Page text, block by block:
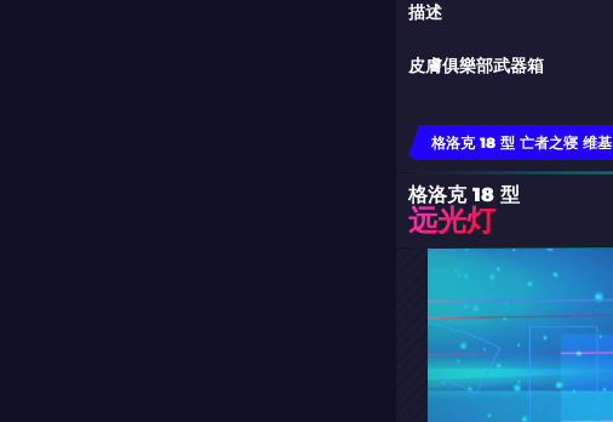
描述
皮膚俱樂部武器箱
格洛克 18 型 亡者之寝 维基
格洛克 18 型
远光灯